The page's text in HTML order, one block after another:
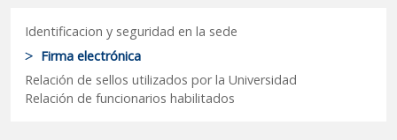
Identificacion y seguridad en la sede
Firma electrónica
Relación de sellos utilizados por la Universidad
Relación de funcionarios habilitados